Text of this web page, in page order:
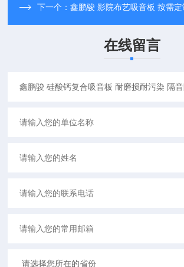
下一个：鑫鹏骏 影院布艺吸音板 按需定制墙体阻燃海
在线留言